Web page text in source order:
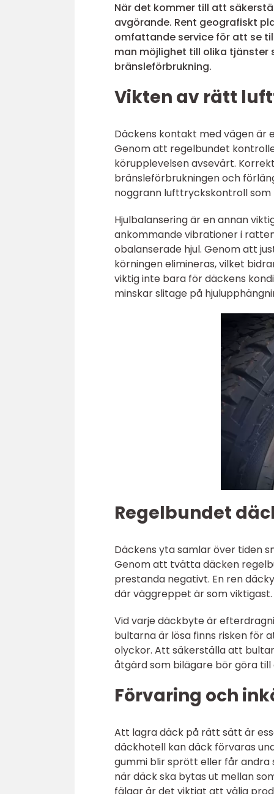
När det kommer till att
avgörande. Rent geografiskt
omfattande service för att se
man möjlighet till olika tjänster
bränsleförbrukning.
Vikten av rätt
Däckens kontakt med vägen är
Genom att regelbundet
körupplevelsen avsevärt.
bränsleförbrukningen och
noggrann lufttryckskontroll
Hjulbalansering är en annan
ankommande vibrationer i
obalanserade hjul. Genom att
körningen elimineras, vilket
viktig inte bara för däckens
minskar slitage på
Regelbundet
Däckens yta samlar över tiden
Genom att tvätta däcken
prestanda negativt. En ren
där väggreppet är som viktigast.
Vid varje däckbyte är
bultarna är lösa finns risken för
olyckor. Att säkerställa att
åtgärd som bilägare bör göra till
Förvaring och
Att lagra däck på rätt sätt är
däckhotell kan däck förvaras
gummi blir sprött eller får andra
när däck ska bytas ut mellan
fälgar är det viktigt att välja